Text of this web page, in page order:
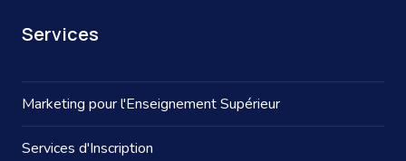
Services
Marketing pour l'Enseignement Supérieur
Services d'Inscription